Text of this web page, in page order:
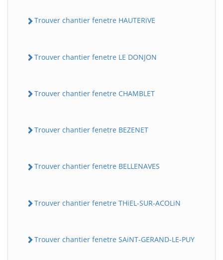
Trouver chantier fenetre HAUTERiVE
Trouver chantier fenetre LE DONJON
Trouver chantier fenetre CHAMBLET
Trouver chantier fenetre BEZENET
Trouver chantier fenetre BELLENAVES
Trouver chantier fenetre THiEL-SUR-ACOLiN
Trouver chantier fenetre SAiNT-GERAND-LE-PUY